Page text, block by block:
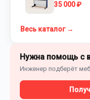
35 000 ₽
Весь каталог →
Нужна помощь с
Инженер подберёт